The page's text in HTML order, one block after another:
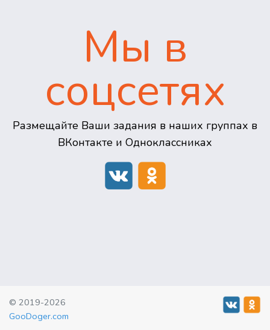
Мы в
соцсетях
Размещайте Ваши задания в наших группах в
ВКонтакте и Одноклассниках
© 2019-2026
GooDoger.com